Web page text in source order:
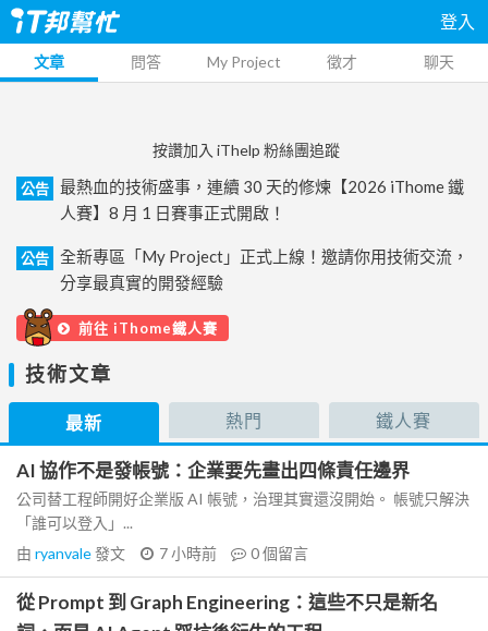
登入
文章 問答 My Project 徵才 聊天
按讚加入 iThelp 粉絲團追蹤
公告
最熱血的技術盛事，連續 30 天的修煉【2026 iThome 鐵
人賽】8 月 1 日賽事正式開啟！
公告
全新專區「My Project」正式上線！邀請你用技術交流，
分享最真實的開發經驗
前往 iThome鐵人賽
技術文章
最新 熱門 鐵人賽
AI 協作不是發帳號：企業要先畫出四條責任邊界
公司替工程師開好企業版 AI 帳號，治理其實還沒開始。 帳號只解決
「誰可以登入」...
由 ryanvale發文 7 小時前 0個留言
從 Prompt 到 Graph Engineering：這些不只是新名